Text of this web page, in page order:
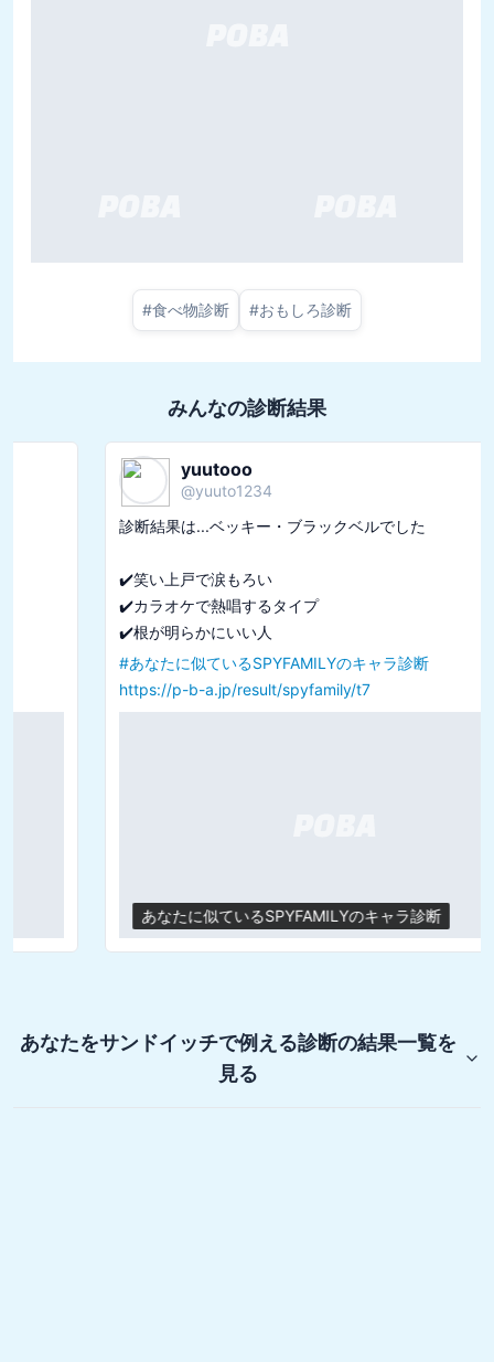
#食べ物診断 #おもしろ診断
みんなの診断結果
yuutooo
yuuto1234
診断結果は...ベッキー・ブラックベルでした
✔️笑い上戸で涙もろい
✔️カラオケで熱唱するタイプ
✔️根が明らかにいい人
あなたに似ているSPYFAMILYのキャラ診断
https://p-b-a.jp/result/spyfamily/t7
あなたに似ているSPYFAMILYのキャラ診断
あなたをサンドイッチで例える診断の結果一覧を
見る